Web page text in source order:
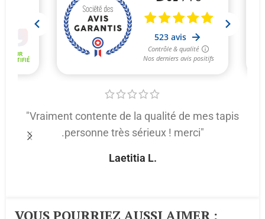
"Vraiment contente de la qualité de mes tapis
.personne très sérieux ! merci"
Laetitia L.
VOUS POURRIEZ AUSSI AIMER :​